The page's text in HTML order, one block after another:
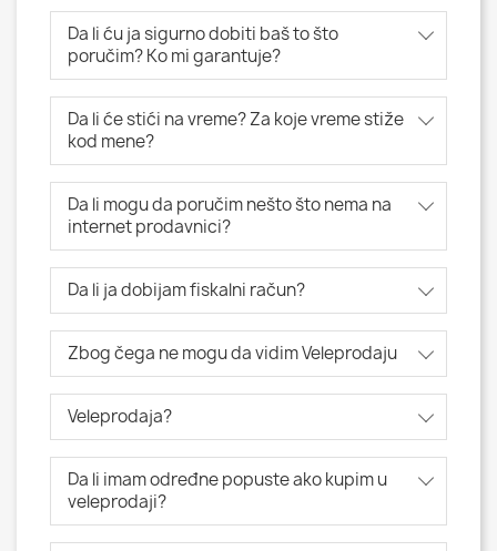
Da li ću ja sigurno dobiti baš to što
poručim? Ko mi garantuje?
Da li će stići na vreme? Za koje vreme stiže
kod mene?
Da li mogu da poručim nešto što nema na
internet prodavnici?
Da li ja dobijam fiskalni račun?
Zbog čega ne mogu da vidim Veleprodaju
Veleprodaja?
Da li imam određne popuste ako kupim u
veleprodaji?